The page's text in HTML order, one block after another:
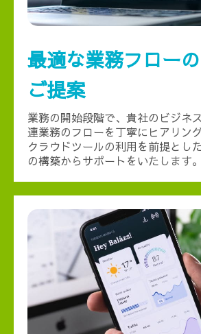
最適な業務フローの
ご提案
業務の開始段階で、貴社のビジネ
連業務のフローを丁寧にヒアリン
クラウドツールの利用を前提とし
の構築からサポートをいたします。